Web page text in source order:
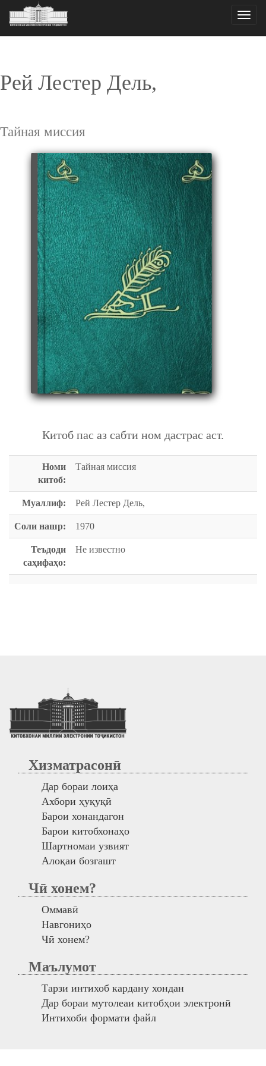
Toggle
Рей Лестер Дель,
Тайная миссия
Китоб пас аз сабти ном дастрас аст.
Номи
китоб:
Тайная миссия
Муаллиф: Рей Лестер Дель,
Соли нашр: 1970
Теъдоди
саҳифаҳо:
Не известно
Хизматрасонӣ
Дар бораи лоиҳа
Ахбори ҳуқуқӣ
Барои хонандагон
Барои китобхонаҳо
Шартномаи узвият
Алоқаи бозгашт
Чӣ хонем?
Оммавӣ
Навгониҳо
Чӣ хонем?
Маълумот
Тарзи интихоб кардану хондан
Дар бораи мутолеаи китобҳои электронӣ
Интихоби формати файл